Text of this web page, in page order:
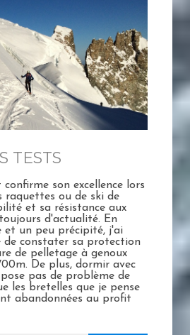
TESTS
son excellence lors
raquettes ou de ski de
et sa résistance aux
d'actualité. En
et un peu précipité, j'ai
de constater sa protection
de pelletage à genoux
De plus, dormir avec
pas de problème de
les bretelles que je pense
abandonnées au profit